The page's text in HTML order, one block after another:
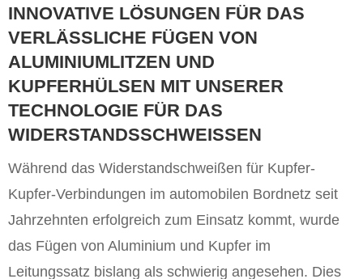
INNOVATIVE LÖSUNGEN FÜR DAS
VERLÄSSLICHE FÜGEN VON
ALUMINIUMLITZEN UND
KUPFERHÜLSEN MIT UNSERER
TECHNOLOGIE FÜR DAS
WIDERSTANDSSCHWEISSEN
Während das Widerstandschweißen für Kupfer-
Kupfer-Verbindungen im automobilen Bordnetz seit
Jahrzehnten erfolgreich zum Einsatz kommt, wurde
das Fügen von Aluminium und Kupfer im
Leitungssatz bislang als schwierig angesehen. Dies